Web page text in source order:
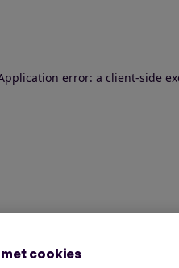
error: a client-side
cookies